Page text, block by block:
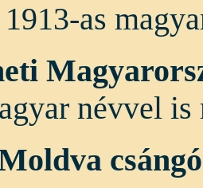
as
névvel is
csángó